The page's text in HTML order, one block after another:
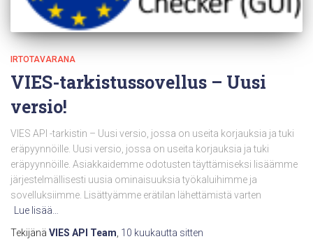
IRTOTAVARANA
VIES-tarkistussovellus – Uusi
versio!
VIES API -tarkistin – Uusi versio, jossa on useita korjauksia ja tuki
eräpyynnöille. Uusi versio, jossa on useita korjauksia ja tuki
eräpyynnöille. Asiakkaidemme odotusten täyttämiseksi lisäämme
järjestelmällisesti uusia ominaisuuksia työkaluihimme ja
sovelluksiimme. Lisättyämme erätilan lähettämistä varten
Lue lisää…
Tekijänä VIES API Team 10 kuukautta sitten